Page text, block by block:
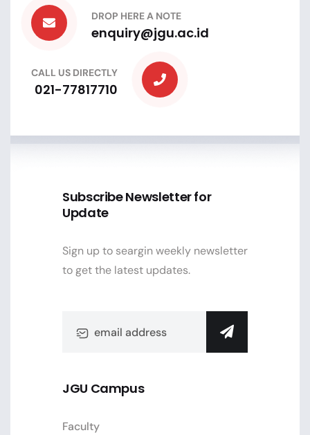
DROP HERE A NOTE
enquiry@jgu.ac.id
CALL US DIRECTLY
021-77817710
Subscribe Newsletter for
Update
Sign up to seargin weekly newsletter
to get the latest updates.
JGU Campus
Faculty